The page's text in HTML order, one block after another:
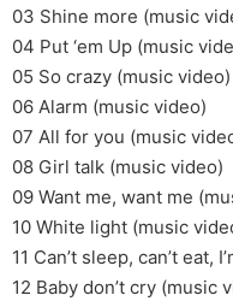
03 Shine more (music
04 Put ‘em Up (music
05 So crazy (music video)
06 Alarm (music video)
07 All for you (music
08 Girl talk (music video)
09 Want me, want me
10 White light (music
11 Can’t sleep, can’t eat,
12 Baby don’t cry (music